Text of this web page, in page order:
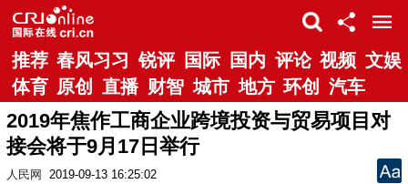
推荐 春风习习 锐评 国际 国内 评论 视频 文娱
体育 原创 直播 财智 城市 地方 环创 汽车
2019年焦作工商企业跨境投资与贸易项目对
接会将于9月17日举行
人民网 2019-09-13 16:25:02